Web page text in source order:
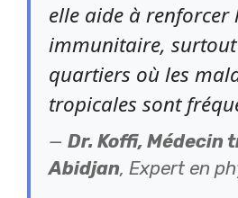
elle aide à renforcer
immunitaire,
quartiers où les
tropicales sont
— Dr. Koffi, Médecin
Abidjan, Expert en